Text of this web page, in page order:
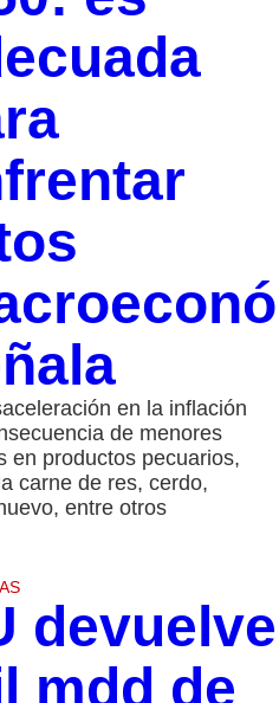
en la inflación
de menores
en productos pecuarios,
carne de res, cerdo,
entre otros
mdd de